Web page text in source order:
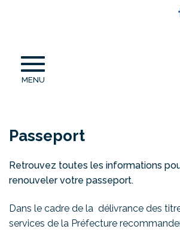
MENU
Passeport
Retrouvez toutes les informations
renouveler votre passeport.
Dans le cadre de la délivrance des
services de la Préfecture